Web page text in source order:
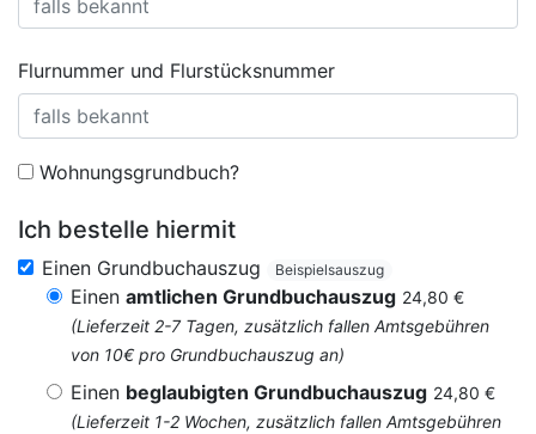
Flurnummer und Flurstücksnummer
Wohnungsgrundbuch?
Ich bestelle hiermit
Einen Grundbuchauszug Beispielsauszug
Einen amtlichen Grundbuchauszug 24,80 €
(Lieferzeit 2-7 Tagen, zusätzlich fallen Amtsgebühren
von 10€ pro Grundbuchauszug an)
Einen beglaubigten Grundbuchauszug 24,80 €
(Lieferzeit 1-2 Wochen, zusätzlich fallen Amtsgebühren